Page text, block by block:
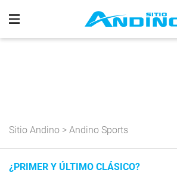
Sitio Andino > Andino Sports
¿PRIMER Y ÚLTIMO CLÁSICO?